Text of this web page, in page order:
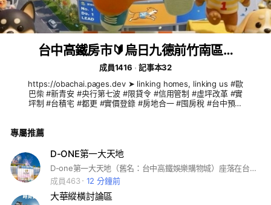
台中高鐵房市🔰烏日九德前竹南區…
成員1416
記事本32
https://obachai.pages.dev ➤ linking homes, linking us #歐
巴柴 #新青安 #央行第七波 #限貸令 #信用管制 #虛坪改革 #實
坪制 #台積宅 #都更 #實價登錄 #房地合一 #囤房稅 #台中預售
#台中重劃區 #台中巨蛋 #中科效應 #崇德文心 #南屯單元二 #單
#合康 #和築 #和宜 #豐邑 #總太 #富宇 #惠宇 #富旺 #亞昕 #寶
璽 #親家 #坤聯發 #坤悅 #順天 #萬群 #新高創 #海悅 #富華 #
遠雄 #信義 #華威
專屬推薦
D-ONE第一大天地
D-one第一大天地（舊名：台中高鐵娛樂購物城）座落在台中高鐵站旁，直通高鐵、台鐵、捷運，建築將規劃為地下1層、地上4層，每個樓層都有1.9萬坪，預計會有百貨購物中心、國際多功能展示場、國際五星級酒店、百老匯等級電影城、電競IP動漫主題館、國際級音樂燈光秀以及室內大型景觀瀑布等多項大型設施。
成員463
12 分鐘前
大華縱橫討論區